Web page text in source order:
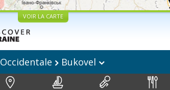
VOIR LA CARTE
Occidentale Bukovel